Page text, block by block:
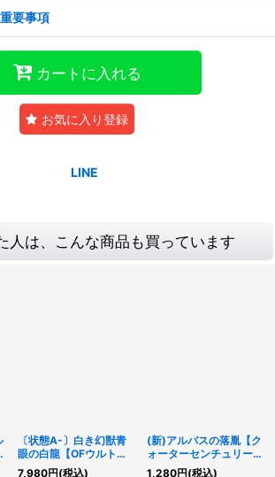
要事項
カートに入れる
お気に入り登録
人は、こんな商品も買っています
〔状態A-〕白き幻獣青
眼の白龍【OFウルト
ラ】{LOCR-JP001}《モ
7,980円(税込)
(新)アルバスの落胤【ク
ォーターセンチュリーシ
ークレット】{CF01-
1,280円(税込)